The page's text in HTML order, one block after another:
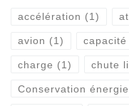
accélération (1)
avion (1) capacité
charge (1) chute
Conservation énergie